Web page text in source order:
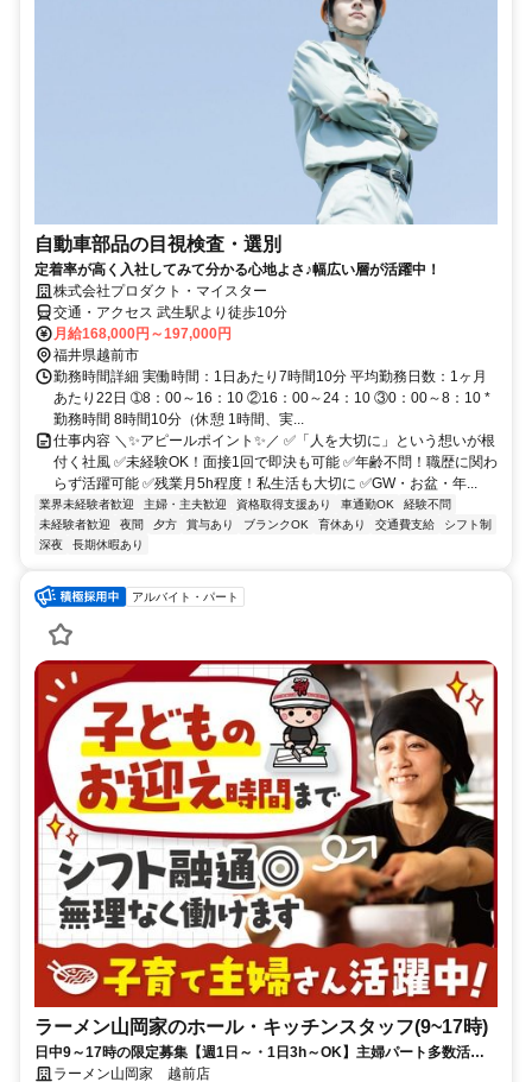
自動車部品の目視検査・選別
定着率が高く入社してみて分かる心地よさ♪幅広い層が活躍中！
株式会社プロダクト・マイスター
交通・アクセス 武生駅より徒歩10分
月給168,000円～197,000円
福井県越前市
勤務時間詳細 実働時間：1日あたり7時間10分 平均勤務日数：1ヶ月
あたり22日 ➀8：00～16：10 ②16：00～24：10 ③0：00～8：10 *
勤務時間 8時間10分（休憩 1時間、実...
仕事内容 ＼✨アピールポイント✨／ ✅「人を大切に」という想いが根
付く社風 ✅未経験OK！面接1回で即決も可能 ✅年齢不問！職歴に関わ
らず活躍可能 ✅残業月5h程度！私生活も大切に ✅GW・お盆・年...
業界未経験者歓迎 主婦・主夫歓迎 資格取得支援あり 車通勤OK
経験不問
未経験者歓迎
夜間 夕方 賞与あり ブランクOK 育休あり 交通費支給
シフト制
深夜
長期休暇あり
アルバイト・パート
ラーメン山岡家のホール・キッチンスタッフ(9~17時)
日中9～17時の限定募集【週1日～・1日3h～OK】主婦パート多数活躍
中！食券制だからレジ業務なし♪
ラーメン山岡家 越前店